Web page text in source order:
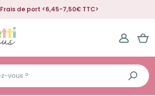
Frais de port <6,45-7,50€ TTC>